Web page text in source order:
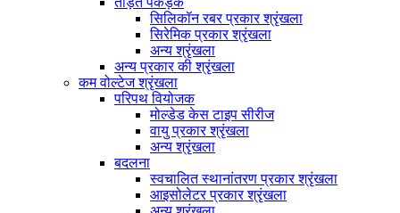
सिलिकॉन रबर प्रकार श्रृंखला
सिरेमिक प्रकार श्रृंखला
अन्य श्रृंखला
अन्य प्रकार की श्रृंखला
कम वोल्टेज श्रृंखला
परिपथ वियोजक
मोल्डेड केस टाइप सीरीज
वायु प्रकार श्रृंखला
अन्य श्रृंखला
बदलना
स्वचालित स्थानांतरण प्रकार श्रृंखला
आइसोलेटर प्रकार श्रृंखला